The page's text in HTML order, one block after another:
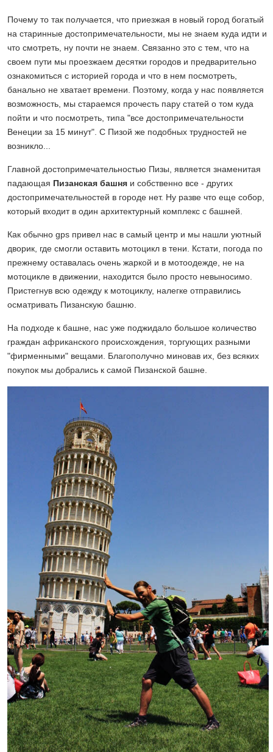
Почему то так получается, что приезжая в новый город богатый
на старинные достопримечательности, мы не знаем куда идти и
что смотреть, ну почти не знаем. Связанно это с тем, что на
своем пути мы проезжаем десятки городов и предварительно
ознакомиться с историей города и что в нем посмотреть,
банально не хватает времени. Поэтому, когда у нас появляется
возможность, мы стараемся прочесть пару статей о том куда
пойти и что посмотреть, типа "все достопримечательности
Венеции за 15 минут". С Пизой же подобных трудностей не
возникло...
Главной достопримечательностью Пизы, является знаменитая
падающая Пизанская башня и собственно все - других
достопримечательностей в городе нет. Ну разве что еще собор,
который входит в один архитектурный комплекс с башней.
Как обычно gps привел нас в самый центр и мы нашли уютный
дворик, где смогли оставить мотоцикл в тени. Кстати, погода по
прежнему оставалась очень жаркой и в мотоодежде, не на
мотоцикле в движении, находится было просто невыносимо.
Пристегнув всю одежду к мотоциклу, налегке отправились
осматривать Пизанскую башню.
На подходе к башне, нас уже поджидало большое количество
граждан африканского происхождения, торгующих разными
"фирменными" вещами. Благополучно миновав их, без всяких
покупок мы добрались к самой Пизанской башне.